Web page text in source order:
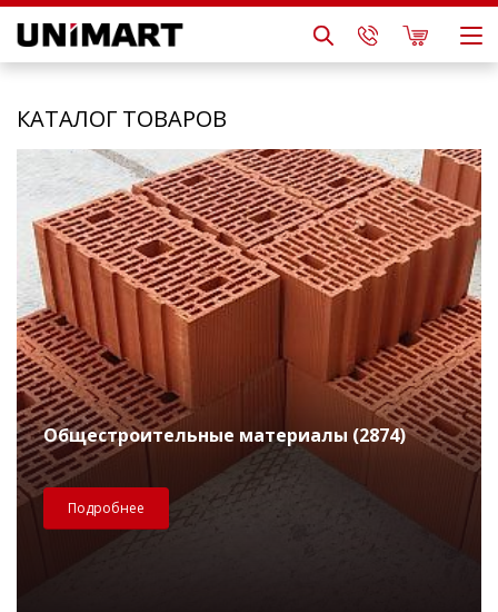
КАТАЛОГ ТОВАРОВ
Общестроительные материалы (2874)
Подробнее